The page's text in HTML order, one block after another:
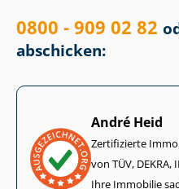
0800 - 909 02 82
abschicken:
André Heid
Zertifizierte
von TÜV, DEKRA,
Ihre Immobilie